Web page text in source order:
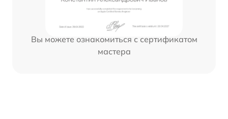
Вы можете ознакомиться с сертификатом
мастера